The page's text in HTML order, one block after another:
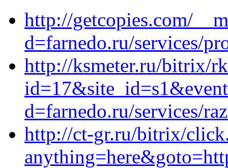
http://getcopies.com/
d=farnedo.ru/services/
http://ksmeter.ru/bitrix/
d=farnedo.ru/services/
http://ct-gr.ru/bitrix/